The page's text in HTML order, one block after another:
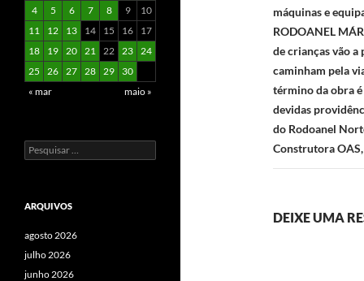
máquinas e
RODOANEL
de crianças vão a
caminham pela
término da obra é
devidas
do Rodoanel
Construtora
DEIXE UMA
4
5 6 7 8 9
10
11
12 13 14 15 16
17
18
19 20 21 22 23 24
25
26 27 28 29
30
« mar
maio »
Pesquisar
por:
ARQUIVOS
agosto 2026
julho 2026
junho 2026